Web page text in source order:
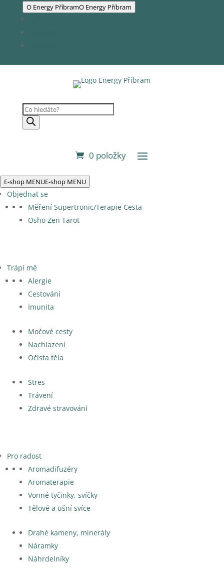
O Energy PříbramO Energy Příbram
Products
search
0 položky
E-shop MENUE-shop MENU
Objednat se
Měření Supertronic/Terapie Cesta
Osho Zen Tarot
Trápí mě
Alergie
Cestování
Imunita
Močové cesty
Nachlazení
Očista těla
Stres
Trávení
Zdravé stravování
Pro radost
Aromadifuzéry
Aromaterapie
Vonné tyčinky, svíčky
Tělové a ušní svíce
Drahé kameny, minerály
Náramky
Náhrdelníky